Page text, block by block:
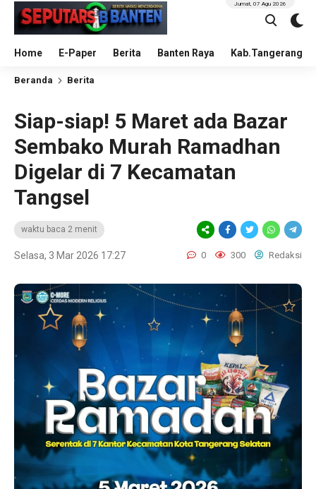
Home E-Paper Berita Banten Raya Kab.Tangerang
Jumat, 07 Agu 2026
Beranda Berita
Siap-siap! 5 Maret ada Bazar
Sembako Murah Ramadhan
Digelar di 7 Kecamatan
Tangsel
waktu baca 2 menit
Selasa, 3 Mar 2026 17:27 0 300 Redaksi